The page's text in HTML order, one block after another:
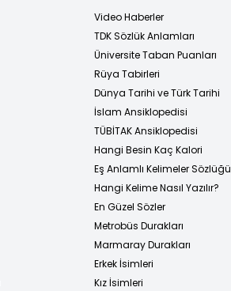
Video Haberler
TDK Sözlük Anlamları
Üniversite Taban Puanları
Rüya Tabirleri
Dünya Tarihi ve Türk Tarihi
İslam Ansiklopedisi
TÜBİTAK Ansiklopedisi
Hangi Besin Kaç Kalori
Eş Anlamlı Kelimeler Sözlüğü
Hangi Kelime Nasıl Yazılır?
En Güzel Sözler
Metrobüs Durakları
Marmaray Durakları
Erkek İsimleri
Kız İsimleri